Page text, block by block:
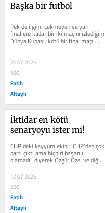
Başka bir futbol
Pek de ilgimi çekmeyen ve yarı
finallere kadar bir iki maçını izlediğim
Dünya Kupası, kötü bir final maçı
sonrası İspanya’nın oldu....
20.07.2026
450
Fatih
Altaylı
İktidar en kötü
senaryoyu ister mi!
CHP’deki kayyum ekibi “CHP’den çok
parti çıktı ama hiçbiri başarılı
olamadı” diyerek Özgür Özel ve diğer
hakiki CHP’lileri...
17.07.2026
550
Fatih
Altaylı